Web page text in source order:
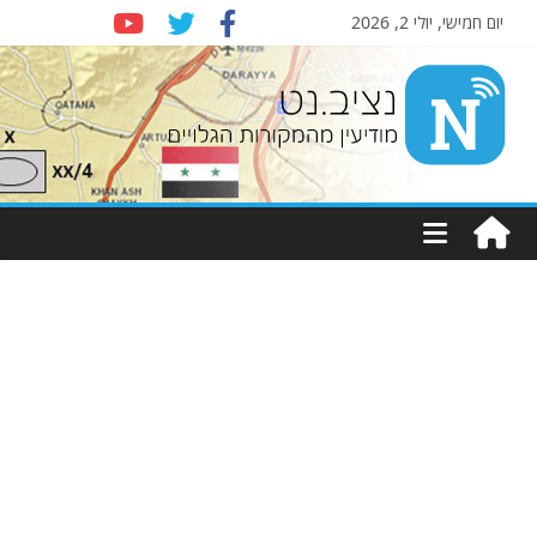
יום חמישי, יולי 2, 2026
Nziv.net
מודיעין
מהמקורות